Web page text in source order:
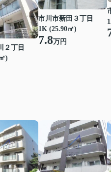
２丁目
)
市川市新田３丁目
1K (25.90㎡)
7.8万円